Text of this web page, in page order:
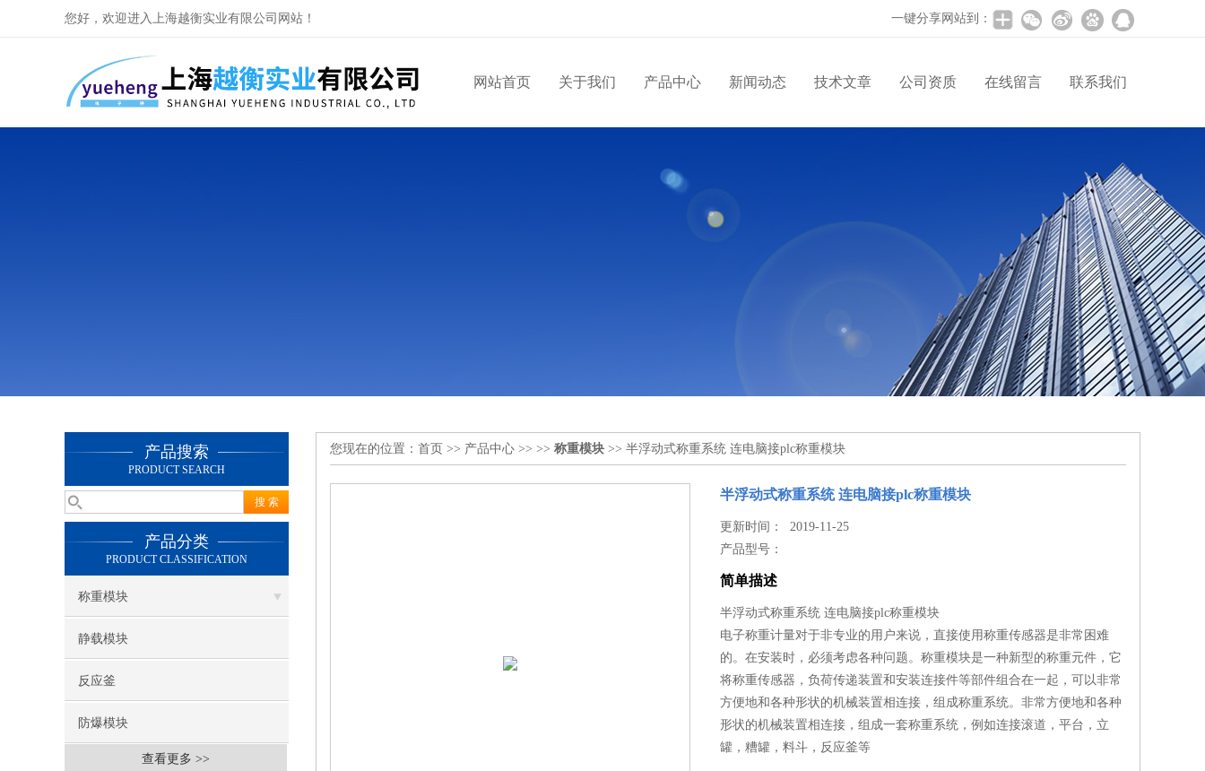
您好，欢迎进入上海越衡实业有限公司网站！ 一键分享网站到：
网站首页 关于我们 产品中心 新闻动态 技术文章 公司资质 在线留言 联系我们
产品搜索
PRODUCT SEARCH
产品分类
PRODUCT CLASSIFICATION
称重模块
静载模块
反应釜
防爆模块
查看更多 >>
您现在的位置： 首页 >> 产品中心 >> >> 称重模块 >> 半浮动式称重系统 连电脑接plc称重模块
半浮动式称重系统 连电脑接plc称重模块
更新时间： 2019-11-25
产品型号：
简单描述
半浮动式称重系统 连电脑接plc称重模块
电子称重计量对于非专业的用户来说，直接使用称重传感器是非常困难
的。在安装时，必须考虑各种问题。称重模块是一种新型的称重元件，它
将称重传感器，负荷传递装置和安装连接件等部件组合在一起，可以非常
方便地和各种形状的机械装置相连接，组成称重系统。非常方便地和各种
形状的机械装置相连接，组成一套称重系统，例如连接滚道，平台，立
罐，糟罐，料斗，反应釜等